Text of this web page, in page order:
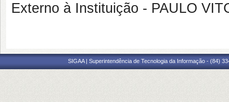
Externo à Instituição - PAULO
SIGAA | Superintendência de Tecnologia da Informação - (84)